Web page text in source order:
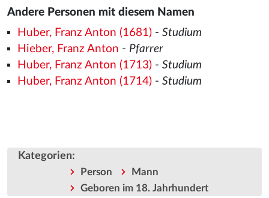
Andere Personen mit diesem Namen
Huber, Franz Anton (1681)- Studium
Hieber, Franz Anton - Pfarrer
Huber, Franz Anton (1713)- Studium
Huber, Franz Anton (1714)- Studium
Kategorien:
Person
Mann
Geboren im 18. Jahrhundert